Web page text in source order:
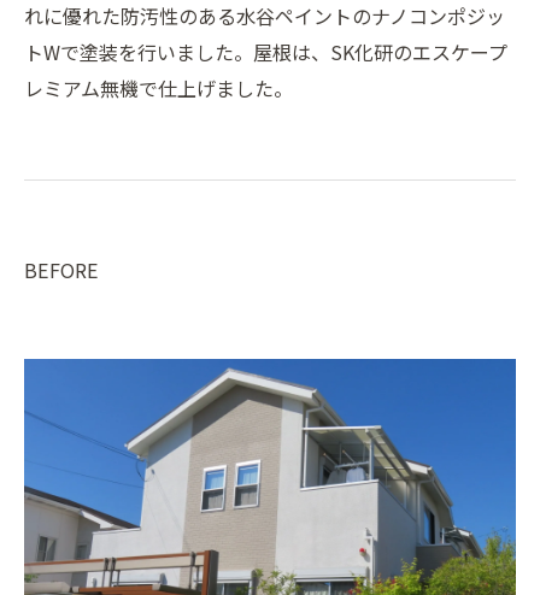
れに優れた防汚性のある水谷ペイントのナノコンポジッ
トWで塗装を行いました。屋根は、SK化研のエスケープ
レミアム無機で仕上げました。
BEFORE